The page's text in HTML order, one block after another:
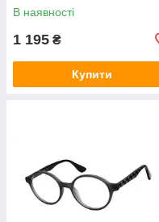
В наявності
1 195 ₴
Купити